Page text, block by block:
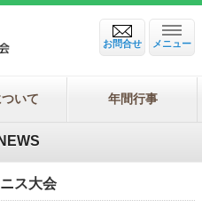
メニュー
お問合せ
いて 年間行事
ス大会